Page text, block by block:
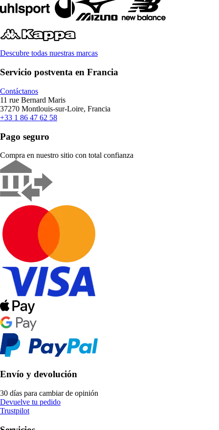
Descubre todas nuestras marcas
Servicio postventa en Francia
Contáctanos
11 rue Bernard Maris
37270 Montlouis-sur-Loire, Francia
+33 1 86 47 62 58
Pago seguro
Compra en nuestro sitio con total confianza
Envío y devolución
30 días para cambiar de opinión
Devuelve tu pedido
Trustpilot